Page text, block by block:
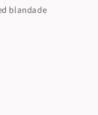
blandade